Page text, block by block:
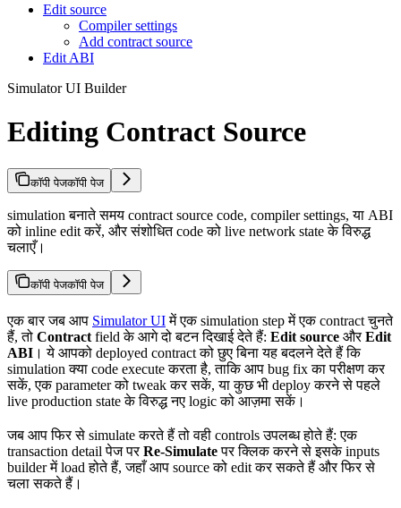
Edit source
Compiler settings
Add contract source
Edit ABI
Simulator UI Builder
Editing Contract Source
कॉपी पेजकॉपी पेज
simulation बनाते समय contract source code, compiler settings, या ABI
को inline edit करें, और संशोधित code को live network state के विरुद्ध
चलाएँ।
कॉपी पेजकॉपी पेज
एक बार जब आप Simulator UIमें एक simulation step में एक contract चुनते
हैं, तो Contract field के आगे दो बटन दिखाई देते हैं: Edit source औरEdit
ABI । ये आपको deployed contract को छुए बिना यह बदलने देते हैं कि
simulation क्या code execute करता है, ताकि आप bug fix का परीक्षण कर
सकें, एक parameter को tweak कर सकें, या कुछ भी deploy करने से पहले
live production state के विरुद्ध नए logic को आज़मा सकें।
जब आप फिर से simulate करते हैं तो वही controls उपलब्ध होते हैं: एक
transaction detail पेज परRe-Simulateपर क्लिक करने से इसके inputs
builder में load होते हैं, जहाँ आप source को edit कर सकते हैं और फिर से
चला सकते हैं।